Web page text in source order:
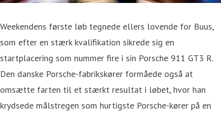
Weekendens første løb tegnede ellers lovende for Buus,
som efter en stærk kvalifikation sikrede sig en
startplacering som nummer fire i sin Porsche 911 GT3 R.
Den danske Porsche-fabrikskører formåede også at
omsætte farten til et stærkt resultat i løbet, hvor han
krydsede målstregen som hurtigste Porsche-kører på en